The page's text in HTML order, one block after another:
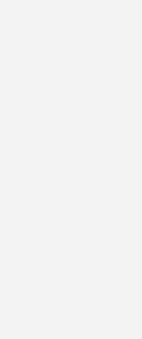
wird für
50 Jahren
gibt es
basieren.
die